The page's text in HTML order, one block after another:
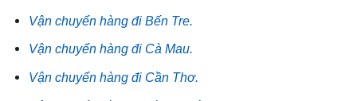
Vận chuyển hàng đi Bến Tre.
Vận chuyển hàng đi Cà Mau.
Vận chuyển hàng đi Cần Thơ.